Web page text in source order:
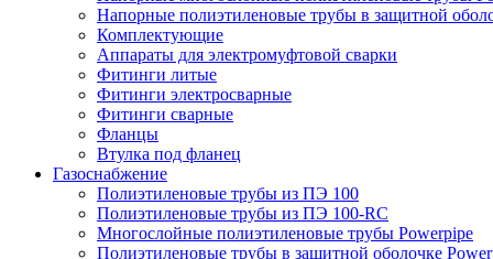
Напорные полиэтиленовые трубы в защитной
Комплектующие
Аппараты для электромуфтовой сварки
Фитинги литые
Фитинги электросварные
Фитинги сварные
Фланцы
Втулка под фланец
Газоснабжение
Полиэтиленовые трубы из ПЭ 100
Полиэтиленовые трубы из ПЭ 100-RC
Многослойные полиэтиленовые трубы Powerpipe
Полиэтиленовые трубы в защитной оболочке